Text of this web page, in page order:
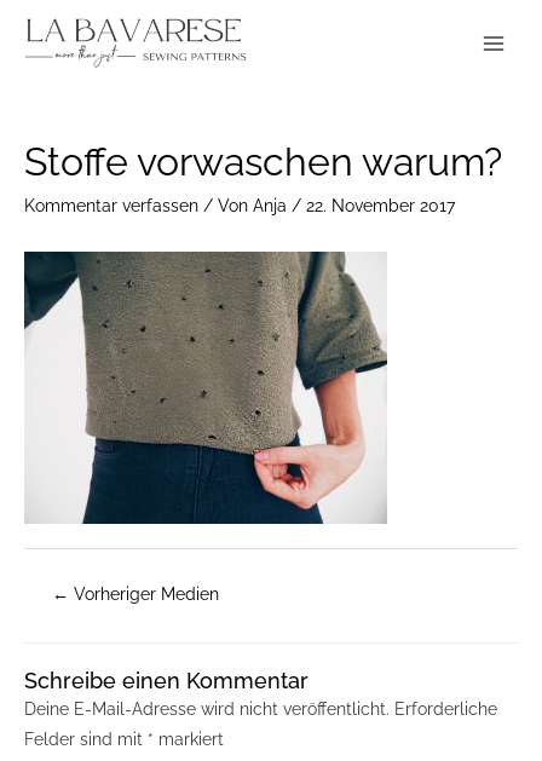
Inhalt
Stoffe vorwaschen warum?
Kommentar verfassen / Von Anja / 22. November 2017
navigation
← Vorheriger Medien
Schreibe einen Kommentar
Deine E-Mail-Adresse wird nicht veröffentlicht. Erforderliche
Felder sind mit * markiert